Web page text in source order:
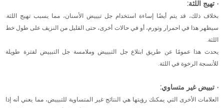
· تهيج اللثة:
بخلاف ذلك، قد يتم أيضًا إساءة استخدام جل تبييض الأسنان، مما يسبب تهيج اللثة.
سيظهر هذا في احمرار وتورم، أو في حالات أخرى، حتى القليل من النزيف على طول خط
اللثة.
يحدث هذا عمومًا عن طريق ابتلاع جل التبييض وملامسة جل التبييض لفترة طويلة
للأنسجة الرخوة في اللثة.
· تبييض غير متساوي:
العلامات الأخرى التي يمكنك رؤيتها هي النتائج غير المتساوية للتبييض، مما يعني أنه إذا